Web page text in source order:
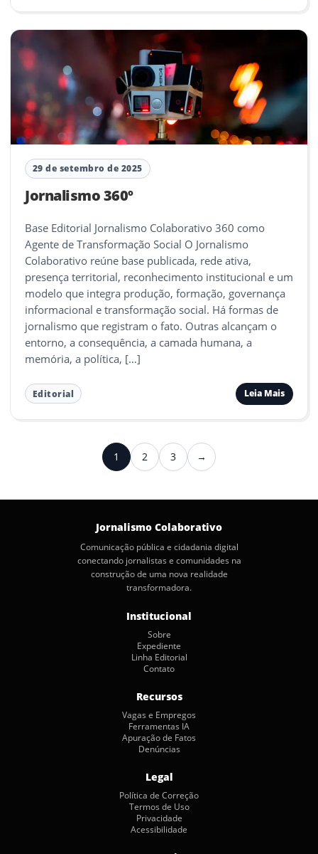
29 de setembro de 2025
Jornalismo 360º
Base Editorial Jornalismo Colaborativo 360 como
Agente de Transformação Social O Jornalismo
Colaborativo reúne base publicada, rede ativa,
presença territorial, reconhecimento institucional e um
modelo que integra produção, formação, governança
informacional e transformação social. Há formas de
jornalismo que registram o fato. Outras alcançam o
entorno, a consequência, a camada humana, a
memória, a política, […]
Editorial Leia Mais
1 2 3 →Próximo
Jornalismo Colaborativo
Comunicação pública e cidadania digital
conectando jornalistas e comunidades na
construção de uma nova realidade
transformadora.
Institucional
Sobre
Expediente
Linha Editorial
Contato
Recursos
Vagas e Empregos
Ferramentas IA
Apuração de Fatos
Denúncias
Legal
Política de Correção
Termos de Uso
Privacidade
Acessibilidade